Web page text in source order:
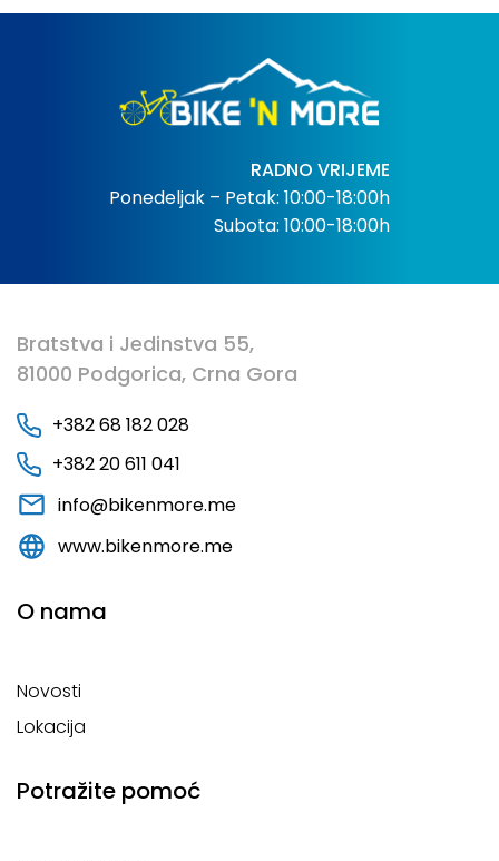
RADNO VRIJEME
Ponedeljak – Petak: 10:00-18:00h
Subota: 10:00-18:00h
Bratstva i Jedinstva 55,
81000 Podgorica, Crna Gora
+382 68 182 028
+382 20 611 041
info@bikenmore.me
www.bikenmore.me
O nama
Novosti
Lokacija
Potražite pomoć